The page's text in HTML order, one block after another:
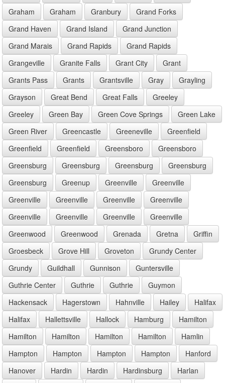
Graham
Graham Granbury
Grand Forks
Grand Haven
Grand Island
Grand Junction
Grand Marais
Grand Rapids
Grand Rapids
Grangeville
Granite Falls Grant City
Grant
Grants Pass
Grants Grantsville Gray
Grayling
Grayson
Great Bend Great Falls
Greeley
Greeley
Green Bay Green Cove Springs
Green Lake
Green River
Greencastle Greeneville
Greenfield
Greenfield
Greenfield Greensboro
Greensboro
Greensburg
Greensburg Greensburg
Greensburg
Greensburg
Greenup Greenville
Greenville
Greenville
Greenville Greenville
Greenville
Greenville
Greenville Greenville
Greenville
Greenwood
Greenwood Grenada Gretna
Griffin
Groesbeck
Grove Hill Groveton
Grundy Center
Grundy
Guildhall Gunnison
Guntersville
Guthrie Center
Guthrie Guthrie
Guymon
Hackensack
Hagerstown Hahnville Hailey
Halifax
Halifax
Hallettsville Hallock Hamburg
Hamilton
Hamilton
Hamilton Hamilton Hamilton
Hamlin
Hampton
Hampton Hampton Hampton
Hanford
Hanover
Hardin Hardin Hardinsburg
Harlan